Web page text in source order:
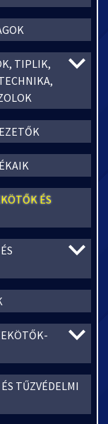
TIPLIK,
ÉS
TŰZVÉDELMI